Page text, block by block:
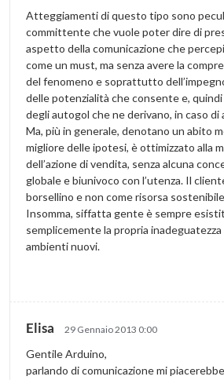
Atteggiamenti di questo tipo sono
committente che vuole poter dire di
aspetto della comunicazione che
come un must, ma senza avere la
del fenomeno e soprattutto
delle potenzialità che consente e, quindi
degli autogol che ne derivano, in caso
Ma, più in generale, denotano un abito
migliore delle ipotesi, è ottimizzato alla
dell’azione di vendita, senza alcuna
globale e biunivoco con l’utenza. Il
borsellino e non come risorsa
Insomma, siffatta gente è sempre
semplicemente la propria inadeguatezza
ambienti nuovi.
Elisa 29 Gennaio 2013 0:00
Gentile Arduino,
parlando di comunicazione mi